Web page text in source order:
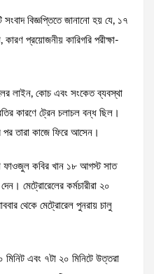
বিজ্ঞপ্তিতে জানানো হয় যে, ১৭
প্রয়োজনীয় কারিগরি পরীক্ষা-
লাইন, কোচ এবং সংকেত ব্যবস্থা
কারণে ট্রেন চলাচল বন্ধ ছিল।
পর তারা কাজে ফিরে আসেন।
ফাওজুল কবির খান ১৮ আগস্ট সাত
মেট্রোরেলের কর্মচারীরা ২০
থেকে মেট্রোরেল পুনরায় চালু
এবং ৭টা ২০ মিনিটে উত্তরা